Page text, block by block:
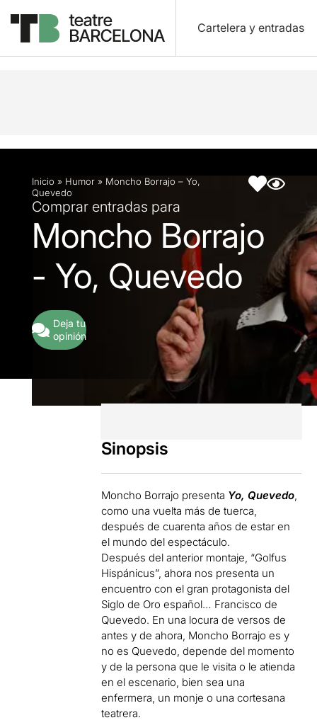
Cartelera y entradas
Descripción Ficha artística
Inicio » Humor » Moncho Borrajo – Yo,
Quevedo
Comprar entradas para
Moncho Borrajo
- Yo, Quevedo
Deja tu
opinión
Sinopsis
Moncho Borrajo presenta Yo, Quevedo,
como una vuelta más de tuerca,
después de cuarenta años de estar en
el mundo del espectáculo.
Después del anterior montaje, “Golfus
Hispánicus”, ahora nos presenta un
encuentro con el gran protagonista del
Siglo de Oro español… Francisco de
Quevedo. En una locura de versos de
antes y de ahora, Moncho Borrajo es y
no es Quevedo, depende del momento
y de la persona que le visita o le atienda
en el escenario, bien sea una
enfermera, un monje o una cortesana
teatrera.